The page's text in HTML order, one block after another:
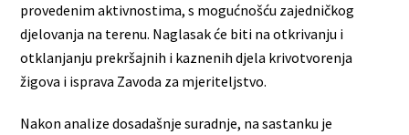
provedenim aktivnostima, s mogućnošću zajedničkog
djelovanja na terenu. Naglasak će biti na otkrivanju i
otklanjanju prekršajnih i kaznenih djela krivotvorenja
žigova i isprava Zavoda za mjeriteljstvo.
Nakon analize dosadašnje suradnje, na sastanku je